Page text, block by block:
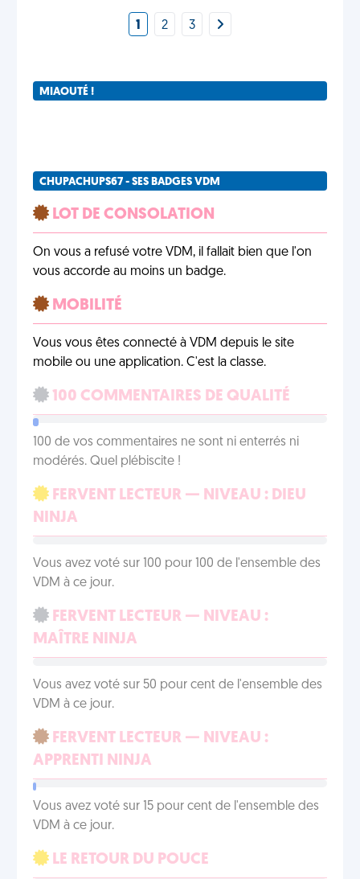
1 2 3
MIAOUTÉ !
CHUPACHUPS67 - SES BADGES VDM
LOT DE CONSOLATION
On vous a refusé votre VDM, il fallait bien que l'on
vous accorde au moins un badge.
MOBILITÉ
Vous vous êtes connecté à VDM depuis le site
mobile ou une application. C'est la classe.
100 COMMENTAIRES DE QUALITÉ
100 de vos commentaires ne sont ni enterrés ni
modérés. Quel plébiscite !
FERVENT LECTEUR — NIVEAU : DIEU
NINJA
Vous avez voté sur 100 pour 100 de l'ensemble des
VDM à ce jour.
FERVENT LECTEUR — NIVEAU :
MAÎTRE NINJA
Vous avez voté sur 50 pour cent de l'ensemble des
VDM à ce jour.
FERVENT LECTEUR — NIVEAU :
APPRENTI NINJA
Vous avez voté sur 15 pour cent de l'ensemble des
VDM à ce jour.
LE RETOUR DU POUCE